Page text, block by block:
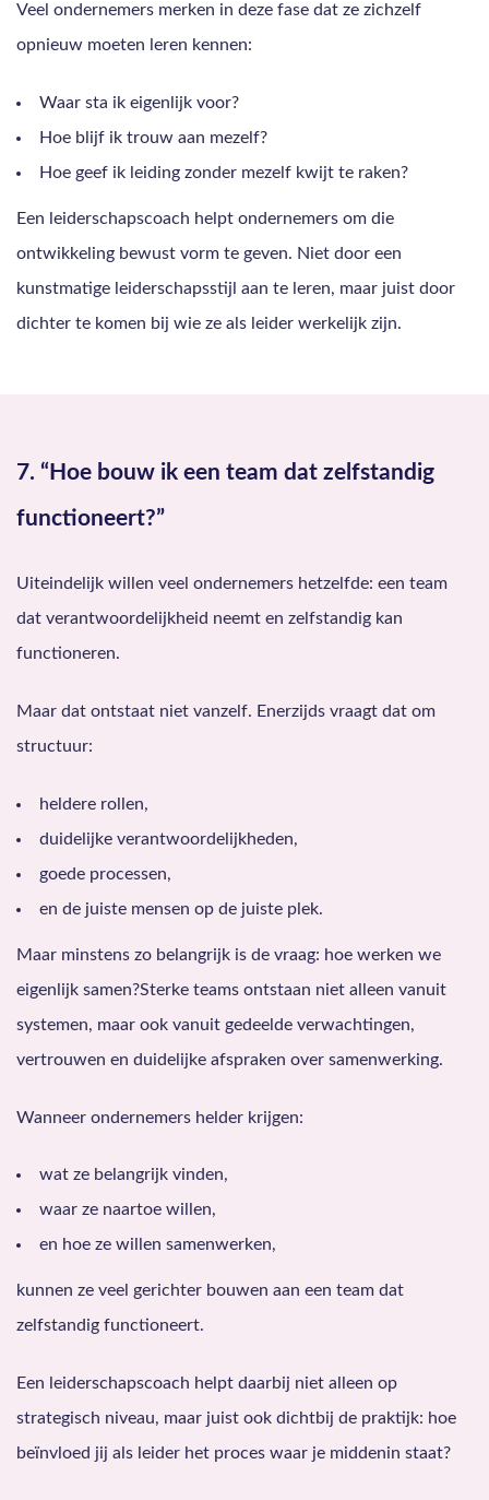
Veel ondernemers merken in deze fase dat ze zichzelf
opnieuw moeten leren kennen:
Waar sta ik eigenlijk voor?
Hoe blijf ik trouw aan mezelf?
Hoe geef ik leiding zonder mezelf kwijt te raken?
Een leiderschapscoach helpt ondernemers om die
ontwikkeling bewust vorm te geven. Niet door een
kunstmatige leiderschapsstijl aan te leren, maar juist door
dichter te komen bij wie ze als leider werkelijk zijn.
7. “Hoe bouw ik een team dat zelfstandig
functioneert?”
Uiteindelijk willen veel ondernemers hetzelfde: een team
dat verantwoordelijkheid neemt en zelfstandig kan
functioneren.
Maar dat ontstaat niet vanzelf. Enerzijds vraagt dat om
structuur:
heldere rollen,
duidelijke verantwoordelijkheden,
goede processen,
en de juiste mensen op de juiste plek.
Maar minstens zo belangrijk is de vraag: hoe werken we
eigenlijk samen?Sterke teams ontstaan niet alleen vanuit
systemen, maar ook vanuit gedeelde verwachtingen,
vertrouwen en duidelijke afspraken over samenwerking.
Wanneer ondernemers helder krijgen:
wat ze belangrijk vinden,
waar ze naartoe willen,
en hoe ze willen samenwerken,
kunnen ze veel gerichter bouwen aan een team dat
zelfstandig functioneert.
Een leiderschapscoach helpt daarbij niet alleen op
strategisch niveau, maar juist ook dichtbij de praktijk: hoe
beïnvloed jij als leider het proces waar je middenin staat?